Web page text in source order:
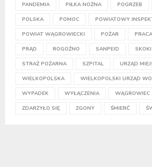
PANDEMIA PIŁKA NOŻNA POGRZEB
POLSKA POMOC POWIATOWY
POWIAT WĄGROWIECKI POŻAR PRACA
PRĄD ROGOŹNO SANPEID SKOKI
STRAŻ POŻARNA SZPITAL URZĄD
WIELKOPOLSKA WIELKOPOLSKI URZĄD
WYPADEK WYŁĄCZENIA WĄGROWIEC
ZDARZYŁO SIĘ ZGONY ŚMIERĆ